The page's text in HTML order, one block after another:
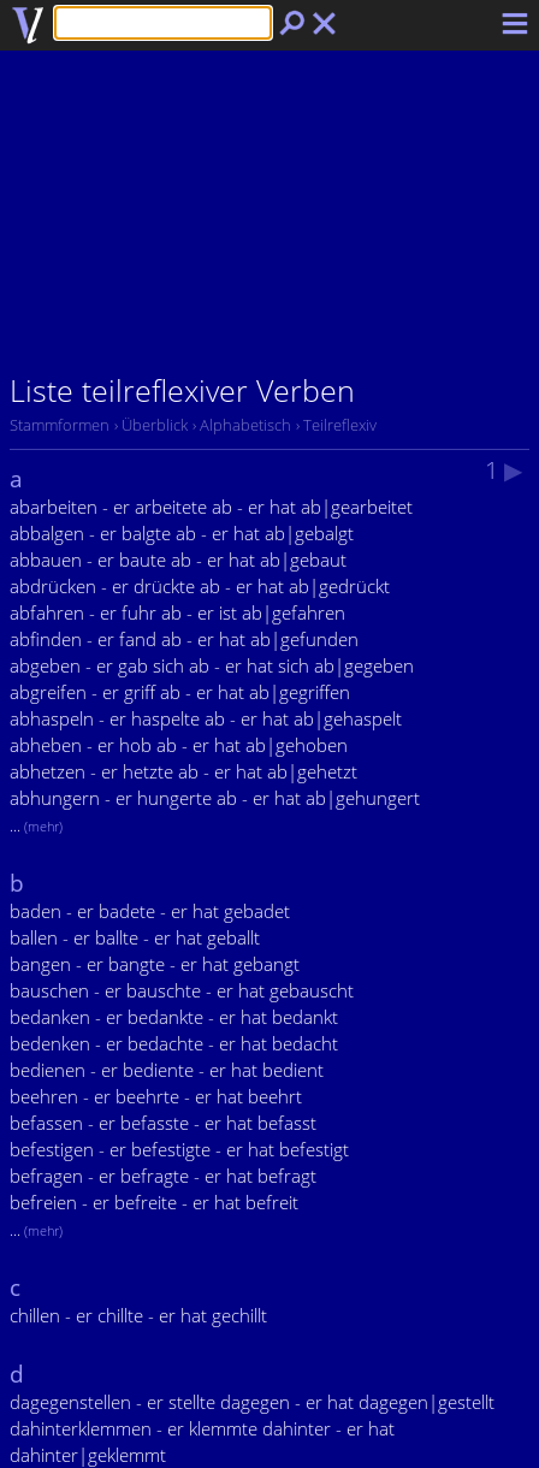
Liste teilreflexiver Verben
Stammformen › Überblick › Alphabetisch › Teilreflexiv
1 ▶
a
abarbeiten - er arbeitete ab - er hat ab|gearbeitet
abbalgen - er balgte ab - er hat ab|gebalgt
abbauen - er baute ab - er hat ab|gebaut
abdrücken - er drückte ab - er hat ab|gedrückt
abfahren - er fuhr ab - er ist ab|gefahren
abfinden - er fand ab - er hat ab|gefunden
abgeben - er gab sich ab - er hat sich ab|gegeben
abgreifen - er griff ab - er hat ab|gegriffen
abhaspeln - er haspelte ab - er hat ab|gehaspelt
abheben - er hob ab - er hat ab|gehoben
abhetzen - er hetzte ab - er hat ab|gehetzt
abhungern - er hungerte ab - er hat ab|gehungert
... (mehr)
b
baden - er badete - er hat gebadet
ballen - er ballte - er hat geballt
bangen - er bangte - er hat gebangt
bauschen - er bauschte - er hat gebauscht
bedanken - er bedankte - er hat bedankt
bedenken - er bedachte - er hat bedacht
bedienen - er bediente - er hat bedient
beehren - er beehrte - er hat beehrt
befassen - er befasste - er hat befasst
befestigen - er befestigte - er hat befestigt
befragen - er befragte - er hat befragt
befreien - er befreite - er hat befreit
... (mehr)
c
chillen - er chillte - er hat gechillt
d
dagegenstellen - er stellte dagegen - er hat dagegen|gestellt
dahinterklemmen - er klemmte dahinter - er hat
dahinter|geklemmt